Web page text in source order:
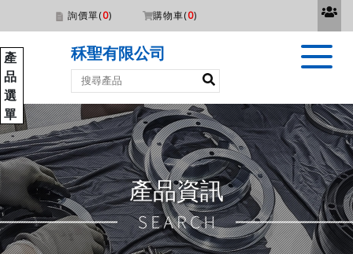
詢價單(0) 購物車(0)
秝聖有限公司
產品資訊
產
品
選
單